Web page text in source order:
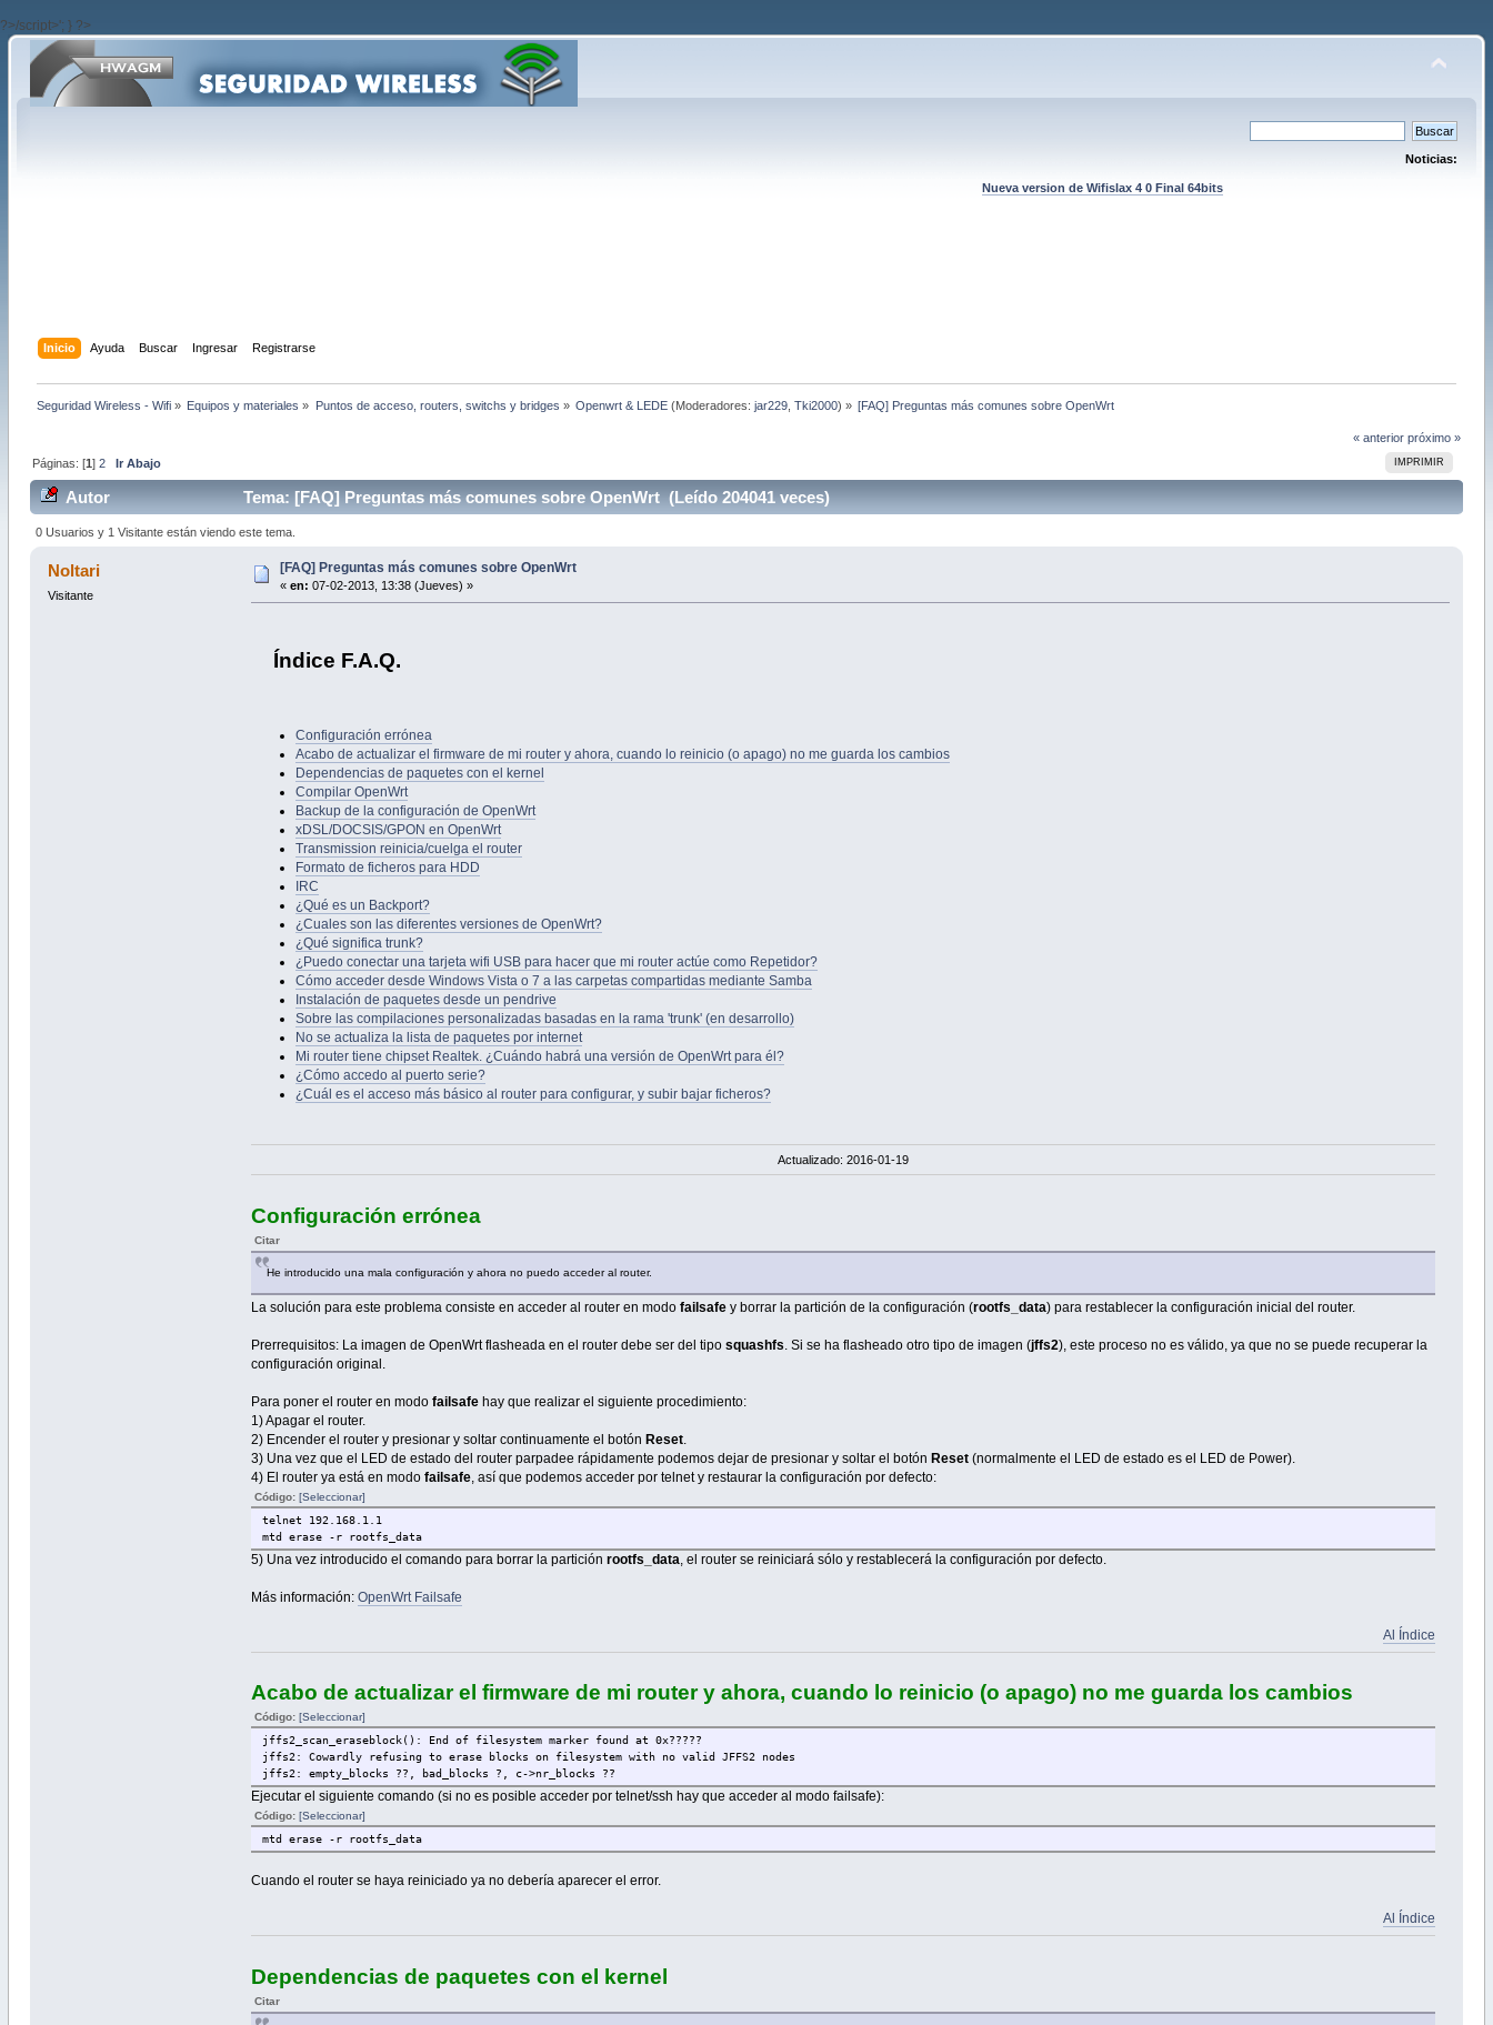
?>/script>'; } ?>
Noticias:
Nueva version de Wifislax 4 0 Final 64bits
Inicio Ayuda Buscar Ingresar Registrarse
Seguridad Wireless - Wifi» Equipos y materiales » Puntos de acceso, routers, switchs y bridges » Openwrt & LEDE(Moderadores: jar229, Tki2000) » [FAQ] Preguntas más comunes sobre OpenWrt
« anterior próximo »
IMPRIMIR
Páginas: [1] 2 Ir Abajo
Autor Tema: [FAQ] Preguntas más comunes sobre OpenWrt (Leído 204041 veces)
0 Usuarios y 1 Visitante están viendo este tema.
Noltari
Visitante
[FAQ] Preguntas más comunes sobre OpenWrt
« en: 07-02-2013, 13:38 (Jueves) »
Índice F.A.Q.
Configuración errónea
Acabo de actualizar el firmware de mi router y ahora, cuando lo reinicio (o apago) no me guarda los cambios
Dependencias de paquetes con el kernel
Compilar OpenWrt
Backup de la configuración de OpenWrt
xDSL/DOCSIS/GPON en OpenWrt
Transmission reinicia/cuelga el router
Formato de ficheros para HDD
IRC
¿Qué es un Backport?
¿Cuales son las diferentes versiones de OpenWrt?
¿Qué significa trunk?
¿Puedo conectar una tarjeta wifi USB para hacer que mi router actúe como Repetidor?
Cómo acceder desde Windows Vista o 7 a las carpetas compartidas mediante Samba
Instalación de paquetes desde un pendrive
Sobre las compilaciones personalizadas basadas en la rama 'trunk' (en desarrollo)
No se actualiza la lista de paquetes por internet
Mi router tiene chipset Realtek. ¿Cuándo habrá una versión de OpenWrt para él?
¿Cómo accedo al puerto serie?
¿Cuál es el acceso más básico al router para configurar, y subir bajar ficheros?
Actualizado: 2016-01-19
Configuración errónea
Citar
He introducido una mala configuración y ahora no puedo acceder al router.
La solución para este problema consiste en acceder al router en modofailsafey borrar la partición de la configuración (rootfs_data) para restablecer la configuración inicial del router.
Prerrequisitos: La imagen de OpenWrt flasheada en el router debe ser del tiposquashfs . Si se ha flasheado otro tipo de imagen (jffs2), este proceso no es válido, ya que no se puede recuperar la
configuración original.
Para poner el router en modofailsafe hay que realizar el siguiente procedimiento:
1) Apagar el router.
2) Encender el router y presionar y soltar continuamente el botónReset
3) Una vez que el LED de estado del router parpadee rápidamente podemos dejar de presionar y soltar el botónReset (normalmente el LED de estado es el LED de Power).
4) El router ya está en modofailsafe , así que podemos acceder por telnet y restaurar la configuración por defecto:
Código:[Seleccionar]
telnet 192.168.1.1
mtd erase -r rootfs_data
5) Una vez introducido el comando para borrar la particiónrootfs_data , el router se reiniciará sólo y restablecerá la configuración por defecto.
Más información:OpenWrt Failsafe
Al Índice
Acabo de actualizar el firmware de mi router y ahora, cuando lo reinicio (o apago) no me guarda los cambios
Código:[Seleccionar]
jffs2_scan_eraseblock(): End of filesystem marker found at 0x?????
jffs2: Cowardly refusing to erase blocks on filesystem with no valid JFFS2 nodes
jffs2: empty_blocks ??, bad_blocks ?, c->nr_blocks ??
Ejecutar el siguiente comando (si no es posible acceder por telnet/ssh hay que acceder al modo failsafe):
Código:[Seleccionar]
mtd erase -r rootfs_data
Cuando el router se haya reiniciado ya no debería aparecer el error.
Al Índice
Dependencias de paquetes con el kernel
Citar